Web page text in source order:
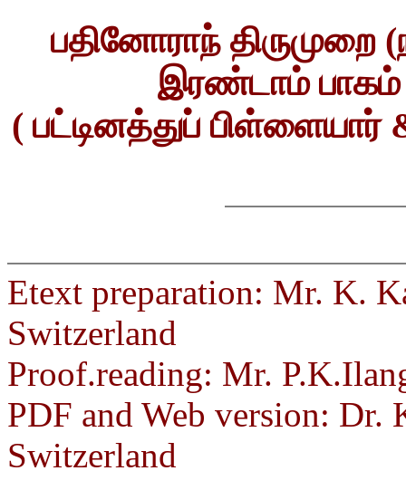
பதினோராந் திருமுறை
இரண்டாம் பாகம்
( பட்டினத்துப் பிள்ளையார்
Etext preparation: Mr. K.
Switzerland
Proof.reading: Mr.
PDF and Web version: Dr.
Switzerland